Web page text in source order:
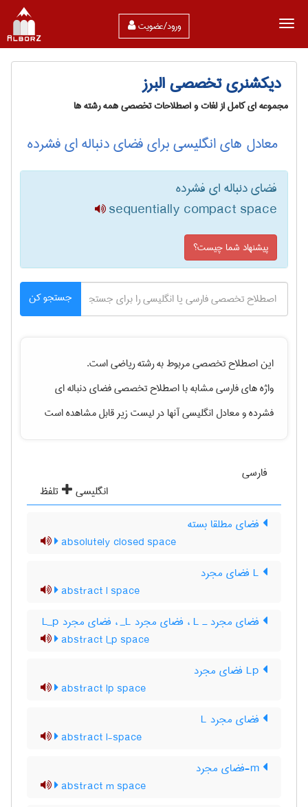
ورود/عضویت
دیکشنری تخصصی البرز
مجموعه ای کامل از لغات و اصطلاحات تخصصی همه رشته ها
معادل های انگلیسی برای فضای دنباله ای فشرده
فضای دنباله ای فشرده
sequentially compact space
پیشنهاد شما چیست؟
جستجو کن
این اصطلاح تخصصی مربوط به رشتهرياضیاست.
واژه های فارسی مشابه با اصطلاح تخصصیفضای دنباله ای
فشردهو معادل انگلیسی آنها در لیست زیر قابل مشاهده است
فارسی
انگلیسی
تلفظ
فضای مطلقا بسته
absolutely closed space
abstract l space
فضای مجرد ـ L‌ ، فضای مجرد L‌_ ، فضای مجرد L‌_‌p
abstract l_p space
abstract lp space
فضای مجرد L
abstract l-space
abstract m space